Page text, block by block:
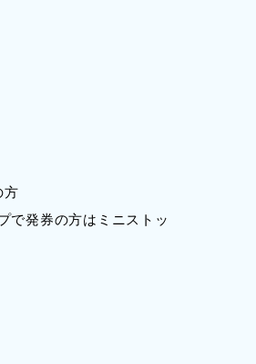
方
で発券の方はミニストッ